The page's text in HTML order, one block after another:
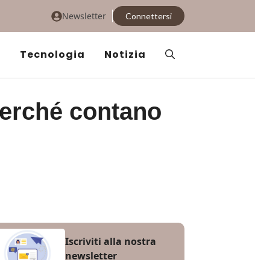
Newsletter Connettersi
Tecnologia Notizia
contano
Iscriviti alla nostra
newsletter